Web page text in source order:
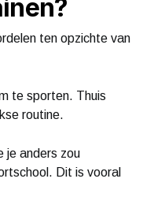
ten opzichte van
te sporten. Thuis
routine.
je anders zou
Dit is vooral